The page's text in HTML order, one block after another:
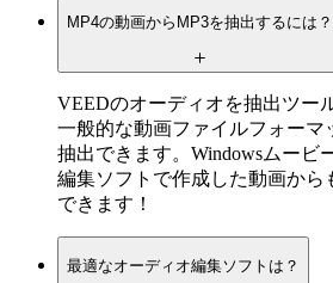
MP4の動画からMP3を抽出するには？
VEEDのオーディオを抽出ツー
一般的な動画ファイルフォーマ
抽出できます。Windowsムービ
編集ソフトで作成した動画から
できます！
最適なオーディオ編集ソフトは？